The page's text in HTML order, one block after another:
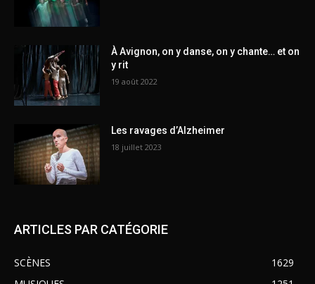
À Avignon, on y danse, on y chante… et on
y rit
19 août 2022
Les ravages d’Alzheimer
18 juillet 2023
ARTICLES PAR CATÉGORIE
SCÈNES
1629